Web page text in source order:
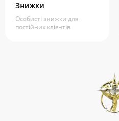
Знижки
Особисті знижки для
постійних клієнтів